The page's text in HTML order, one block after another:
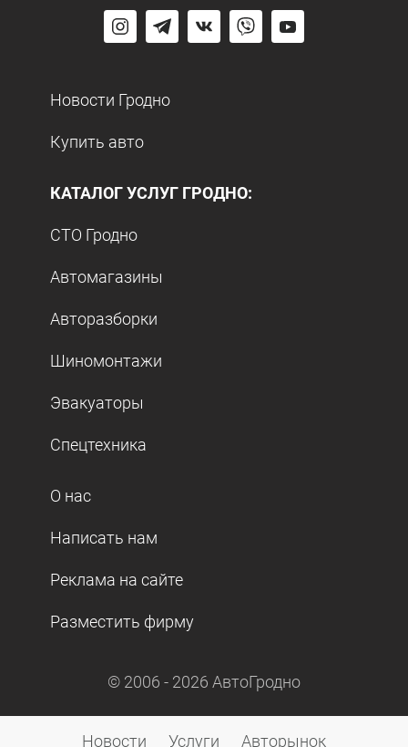
Новости Гродно
Купить авто
КАТАЛОГ УСЛУГ ГРОДНО:
СТО Гродно
Автомагазины
Авторазборки
Шиномонтажи
Эвакуаторы
Спецтехника
О нас
Написать нам
Реклама на сайте
Разместить фирму
© 2006 - 2026 АвтоГродно
Новости Услуги Авторынок